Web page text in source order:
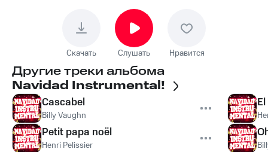
Скачать Слушать Нравится
Другие треки альбома
Navidad Instrumental!
Cascabel
Billy Vaughn
Petit papa noël
Henri Pelissier